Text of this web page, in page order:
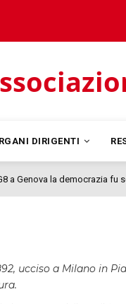
DIRIGENTI
a Genova la democrazia
ucciso a Milano in